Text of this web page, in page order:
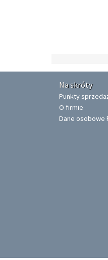
Na skróty
Punkty
O firmie
Dane osobowe